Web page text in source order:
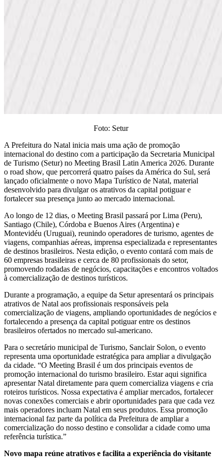
Foto: Setur
A Prefeitura do Natal inicia mais uma ação de promoção
internacional do destino com a participação da Secretaria Municipal
de Turismo (Setur) no Meeting Brasil Latin America 2026. Durante
o road show, que percorrerá quatro países da América do Sul, será
lançado oficialmente o novo Mapa Turístico de Natal, material
desenvolvido para divulgar os atrativos da capital potiguar e
fortalecer sua presença junto ao mercado internacional.
Ao longo de 12 dias, o Meeting Brasil passará por Lima (Peru),
Santiago (Chile), Córdoba e Buenos Aires (Argentina) e
Montevidéu (Uruguai), reunindo operadores de turismo, agentes de
viagens, companhias aéreas, imprensa especializada e representantes
de destinos brasileiros. Nesta edição, o evento contará com mais de
60 empresas brasileiras e cerca de 80 profissionais do setor,
promovendo rodadas de negócios, capacitações e encontros voltados
à comercialização de destinos turísticos.
Durante a programação, a equipe da Setur apresentará os principais
atrativos de Natal aos profissionais responsáveis pela
comercialização de viagens, ampliando oportunidades de negócios e
fortalecendo a presença da capital potiguar entre os destinos
brasileiros ofertados no mercado sul-americano.
Para o secretário municipal de Turismo, Sanclair Solon, o evento
representa uma oportunidade estratégica para ampliar a divulgação
da cidade. “O Meeting Brasil é um dos principais eventos de
promoção internacional do turismo brasileiro. Estar aqui significa
apresentar Natal diretamente para quem comercializa viagens e cria
roteiros turísticos. Nossa expectativa é ampliar mercados, fortalecer
novas conexões comerciais e abrir oportunidades para que cada vez
mais operadores incluam Natal em seus produtos. Essa promoção
internacional faz parte da política da Prefeitura de ampliar a
comercialização do nosso destino e consolidar a cidade como uma
referência turística.”
Novo mapa reúne atrativos e facilita a experiência do visitante